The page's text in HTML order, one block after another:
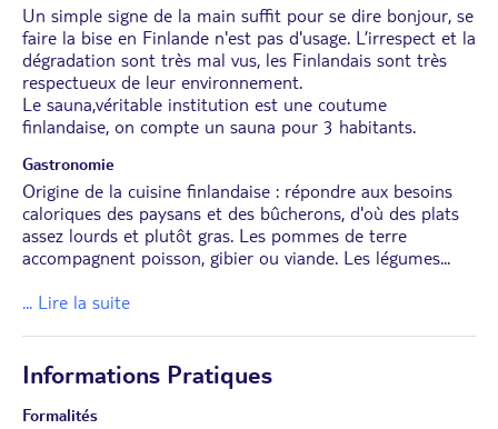
Un simple signe de la main suffit pour se dire bonjour, se
faire la bise en Finlande n'est pas d'usage. L’irrespect et la
dégradation sont très mal vus, les Finlandais sont très
respectueux de leur environnement.
Le sauna,véritable institution est une coutume
finlandaise, on compte un sauna pour 3 habitants.
Gastronomie
Origine de la cuisine finlandaise : répondre aux besoins
caloriques des paysans et des bûcherons, d'où des plats
assez lourds et plutôt gras. Les pommes de terre
accompagnent poisson, gibier ou viande. Les légumes...
... Lire la suite
Informations Pratiques
Formalités